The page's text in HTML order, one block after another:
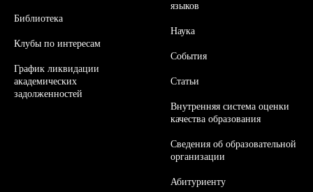
Библиотека
Клубы по интересам
График ликвидации
академических
задолженностей
языков
Наука
События
Статьи
Внутренняя система оценки
качества образования
Сведения об образовательной
организации
Абитуриенту